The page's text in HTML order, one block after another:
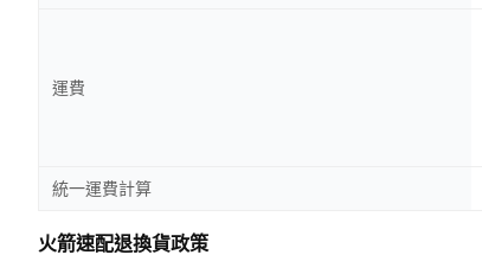
運費
統一運費計算
火箭速配退換貨政策